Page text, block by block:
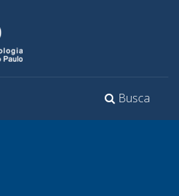
Toggle
Busca